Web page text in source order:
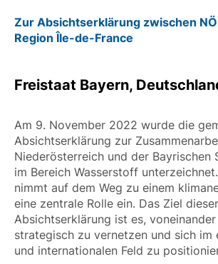
Zur Absichtserklärung zwischen
Region Île-de-France
Freistaat Bayern,
Am 9. November 2022 wurde die
Absichtserklärung zur
Niederösterreich und der Bayrischen
im Bereich Wasserstoff
nimmt auf dem Weg zu einem
eine zentrale Rolle ein. Das Ziel dieser
Absichtserklärung ist es,
strategisch zu vernetzen und sich im
und internationalen Feld zu